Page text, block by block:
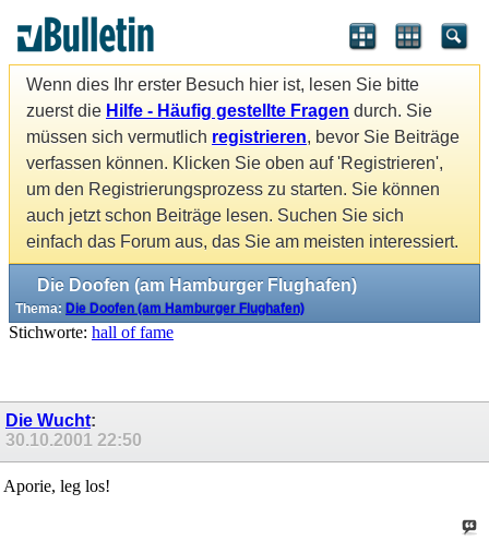
Wenn dies Ihr erster Besuch hier ist, lesen Sie bitte
zuerst die Hilfe - Häufig gestellte Fragen durch. Sie
müssen sich vermutlich registrieren, bevor Sie Beiträge
verfassen können. Klicken Sie oben auf 'Registrieren',
um den Registrierungsprozess zu starten. Sie können
auch jetzt schon Beiträge lesen. Suchen Sie sich
einfach das Forum aus, das Sie am meisten interessiert.
Die Doofen (am Hamburger Flughafen)
Thema: Die Doofen (am Hamburger Flughafen)
Stichworte: hall of fame
Die Wucht:
30.10.2001 22:50
Aporie, leg los!